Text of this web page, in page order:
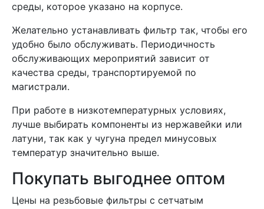
среды, которое указано на корпусе.
Желательно устанавливать фильтр так, чтобы его
удобно было обслуживать. Периодичность
обслуживающих мероприятий зависит от
качества среды, транспортируемой по
магистрали.
При работе в низкотемпературных условиях,
лучше выбирать компоненты из нержавейки или
латуни, так как у чугуна предел минусовых
температур значительно выше.
Покупать выгоднее оптом
Цены на резьбовые фильтры с сетчатым